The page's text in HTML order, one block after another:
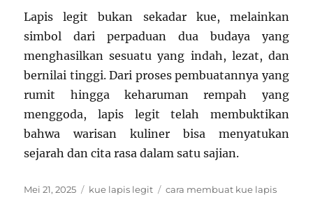
Lapis legit bukan sekadar kue, melainkan
simbol dari perpaduan dua budaya yang
menghasilkan sesuatu yang indah, lezat, dan
bernilai tinggi. Dari proses pembuatannya yang
rumit hingga keharuman rempah yang
menggoda, lapis legit telah membuktikan
bahwa warisan kuliner bisa menyatukan
sejarah dan cita rasa dalam satu sajian.
Posted
Mei 21, 2025 Categories
kue lapis legit Tags
cara membuat kue lapis